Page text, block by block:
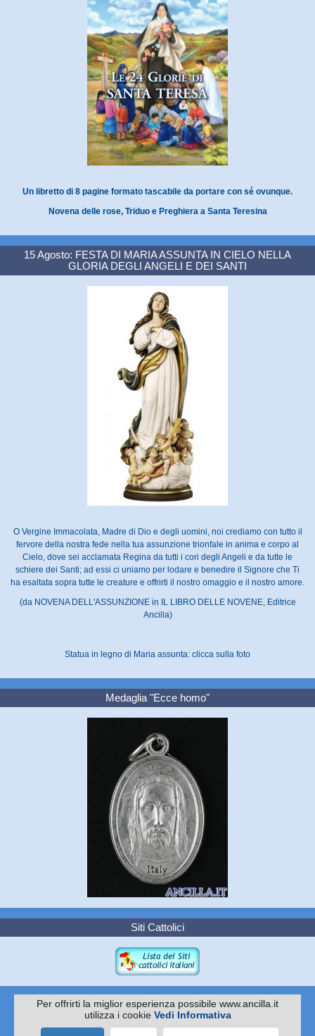
Un libretto di 8 pagine formato tascabile da portare con sé ovunque.
Novena delle rose, Triduo e Preghiera a Santa Teresina
15 Agosto: FESTA DI MARIA ASSUNTA IN CIELO NELLA
GLORIA DEGLI ANGELI E DEI SANTI
O Vergine Immacolata, Madre di Dio e degli uomini, noi crediamo con tutto il
fervore della nostra fede nella tua assunzione trionfale in anima e corpo al
Cielo, dove sei acclamata Regina da tutti i cori degli Angeli e da tutte le
schiere dei Santi; ad essi ci uniamo per lodare e benedire il Signore che Ti
ha esaltata sopra tutte le creature e offrirti il nostro omaggio e il nostro amore.
(da NOVENA DELL'ASSUNZIONE in IL LIBRO DELLE NOVENE, Editrice
Ancilla)
Statua in legno di Maria assunta: clicca sulla foto
Medaglia "Ecce homo"
Siti Cattolici
Via I. Pittoni 59/61 - 31015 Conegliano TV
Per offrirti la miglior esperienza possibile www.ancilla.it
utilizza i cookie Vedi Informativa